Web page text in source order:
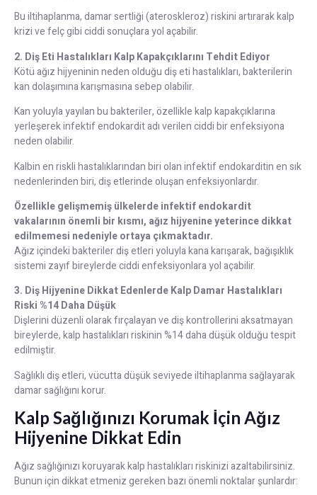
Bu iltihaplanma, damar sertliği (ateroskleroz) riskini artırarak kalp
krizi ve felç gibi ciddi sonuçlara yol açabilir.
2. Diş Eti Hastalıkları Kalp Kapakçıklarını Tehdit Ediyor
Kötü ağız hijyeninin neden olduğu diş eti hastalıkları, bakterilerin
kan dolaşımına karışmasına sebep olabilir.
Kan yoluyla yayılan bu bakteriler, özellikle kalp kapakçıklarına
yerleşerek infektif endokardit adı verilen ciddi bir enfeksiyona
neden olabilir.
Kalbin en riskli hastalıklarından biri olan infektif endokarditin en sık
nedenlerinden biri, diş etlerinde oluşan enfeksiyonlardır.
Özellikle gelişmemiş ülkelerde infektif endokardit
vakalarının önemli bir kısmı, ağız hijyenine yeterince dikkat
edilmemesi nedeniyle ortaya çıkmaktadır.
Ağız içindeki bakteriler diş etleri yoluyla kana karışarak, bağışıklık
sistemi zayıf bireylerde ciddi enfeksiyonlara yol açabilir.
3. Diş Hijyenine Dikkat Edenlerde Kalp Damar Hastalıkları
Riski %14 Daha Düşük
Dişlerini düzenli olarak fırçalayan ve diş kontrollerini aksatmayan
bireylerde, kalp hastalıkları riskinin %14 daha düşük olduğu tespit
edilmiştir.
Sağlıklı diş etleri, vücutta düşük seviyede iltihaplanma sağlayarak
damar sağlığını korur.
Kalp Sağlığınızı Korumak İçin Ağız
Hijyenine Dikkat Edin
Ağız sağlığınızı koruyarak kalp hastalıkları riskinizi azaltabilirsiniz.
Bunun için dikkat etmeniz gereken bazı önemli noktalar şunlardır: